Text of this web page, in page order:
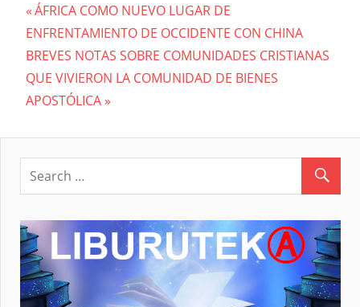
Navegación
de
entradas
Previous
Post:
ÁFRICA COMO NUEVO LUGAR DE
ENFRENTAMIENTO DE OCCIDENTE CON CHINA
Next
Post:
BREVES NOTAS SOBRE COMUNIDADES CRISTIANAS
QUE VIVIERON LA COMUNIDAD DE BIENES
APOSTÓLICA